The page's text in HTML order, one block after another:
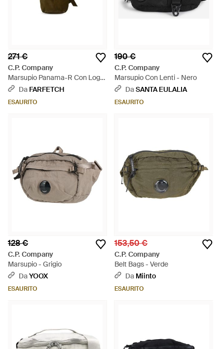
271 €
C.P. Company
Marsupio Panama-R Con Logo
- Neutro
Da FARFETCH
ESAURITO
190 €
C.P. Company
Marsupio Con Lenti - Nero
DaSANTA EULALIA
ESAURITO
128 €
C.P. Company
Marsupio - Grigio
DaYOOX
ESAURITO
153,50 €
C.P. Company
Belt Bags - Verde
Da Miinto
ESAURITO